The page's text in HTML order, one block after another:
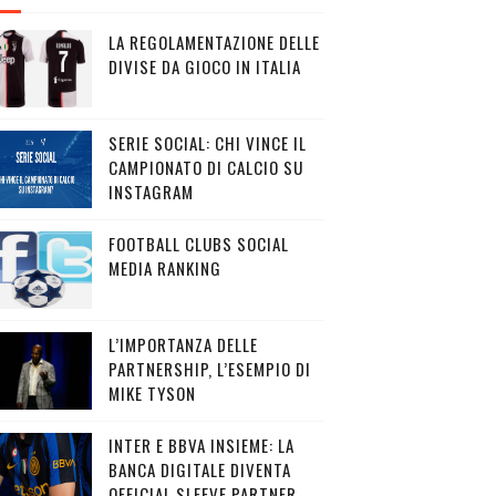
LA REGOLAMENTAZIONE DELLE
DIVISE DA GIOCO IN ITALIA
SERIE SOCIAL: CHI VINCE IL
CAMPIONATO DI CALCIO SU
INSTAGRAM
FOOTBALL CLUBS SOCIAL
MEDIA RANKING
L’IMPORTANZA DELLE
PARTNERSHIP, L’ESEMPIO DI
MIKE TYSON
INTER E BBVA INSIEME: LA
BANCA DIGITALE DIVENTA